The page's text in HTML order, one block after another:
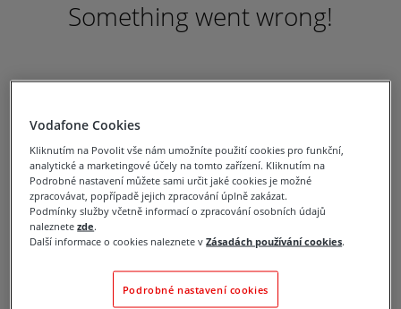
Something went wrong!
Vodafone Cookies
Kliknutím na Povolit vše nám umožníte použití cookies pro funkční,
analytické a marketingové účely na tomto zařízení. Kliknutím na
Podrobné nastavení můžete sami určit jaké cookies je možné
zpracovávat, popřípadě jejich zpracování úplně zakázat.
Podmínky služby včetně informací o zpracování osobních údajů
naleznetezde.
Další informace o cookies naleznete vZásadách používání cookies.
Podrobné nastavení cookies